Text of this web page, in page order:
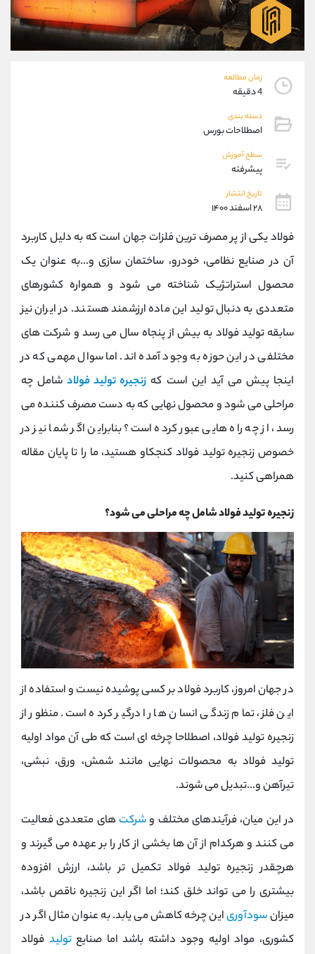
زمان مطالعه
4 دقیقه
دسته بندی
اصطلاحات بورس
سطح آموزش
پیشرفته
تاریخ انتشار
۲۸ اسفند ۱۴۰۰
فولاد یکی از پر مصرف ترین فلزات جهان است که به دلیل کاربرد
آن در صنایع نظامی، خودرو، ساختمان سازی و...به عنوان یک
محصول استراتژیک شناخته می شود و همواره کشورهای
متعددی به دنبال تولید این ماده ارزشمند هستند. در ایران نیز
سابقه تولید فولاد به بیش از پنجاه سال می رسد و شرکت های
مختلفی در این حوزه به وجود آمده اند. اما سوال مهمی که در
اینجا پیش می آید این است که زنجیره تولید فولادشامل چه
مراحلی می شود و محصول نهایی که به دست مصرف کننده می
رسد، از چه راه هایی عبور کرده است؟ بنابراین اگر شما نیز در
خصوص زنجیره تولید فولاد کنجکاو هستید، ما را تا پایان مقاله
همراهی کنید.
زنجیره تولید فولاد شامل چه مراحلی می شود؟
در جهان امروز، کاربرد فولاد بر کسی پوشیده نیست و استفاده از
این فلز، تمام زندگی انسان ها را درگیر کرده است. منظور از
زنجیره تولید فولاد، اصطلاحا چرخه ای است که طی آن مواد اولیه
تولید فولاد به محصولات نهایی مانند شمش، ورق، نبشی،
تیرآهن و...تبدیل می شوند.
در این میان، فرآیندهای مختلف وشرکت های متعددی فعالیت
می کنند و هرکدام از آن ها بخشی از کار را بر عهده می گیرند و
هرچقدر زنجیره تولید فولاد تکمیل تر باشد، ارزش افزوده
بیشتری را می تواند خلق کند؛ اما اگر این زنجیره ناقص باشد،
میزانسودآوریاین چرخه کاهش می یابد. به عنوان مثال اگر در
کشوری، مواد اولیه وجود داشته باشد اما صنایعتولید فولاد
09927779040
واتساپ شروع گفتگو
تلگرام @Armteam_admin_por
پشتیبان فروش
موبایل
واتساپ
داخلی
اطلاعات تماس (دفتر فروش)
تلفن 021-22021030
بدون پیش شماره 90001030
اینستاگرام @alireza.mehrabii
@alirezamehrabi_com